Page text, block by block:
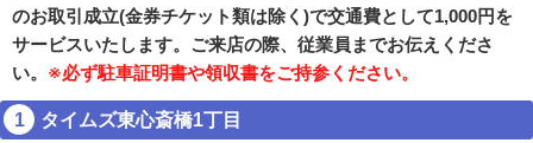
のお取引成立(金券チケット類は除く)で交通費として1,000円を
サービスいたします。ご来店の際、従業員までお伝えくださ
い。 ※必ず駐車証明書や領収書をご持参ください。
タイムズ東心斎橋1丁目